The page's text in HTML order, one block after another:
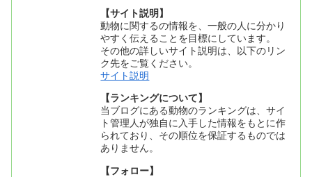
【サイト説明】
動物に関するの情報を、一般の人に分かり
やすく伝えることを目標にしています。
その他の詳しいサイト説明は、以下のリン
ク先をご覧ください。
サイト説明
【ランキングについて】
当ブログにある動物のランキングは、サイ
ト管理人が独自に入手した情報をもとに作
られており、その順位を保証するものでは
ありません。
【フォロー】